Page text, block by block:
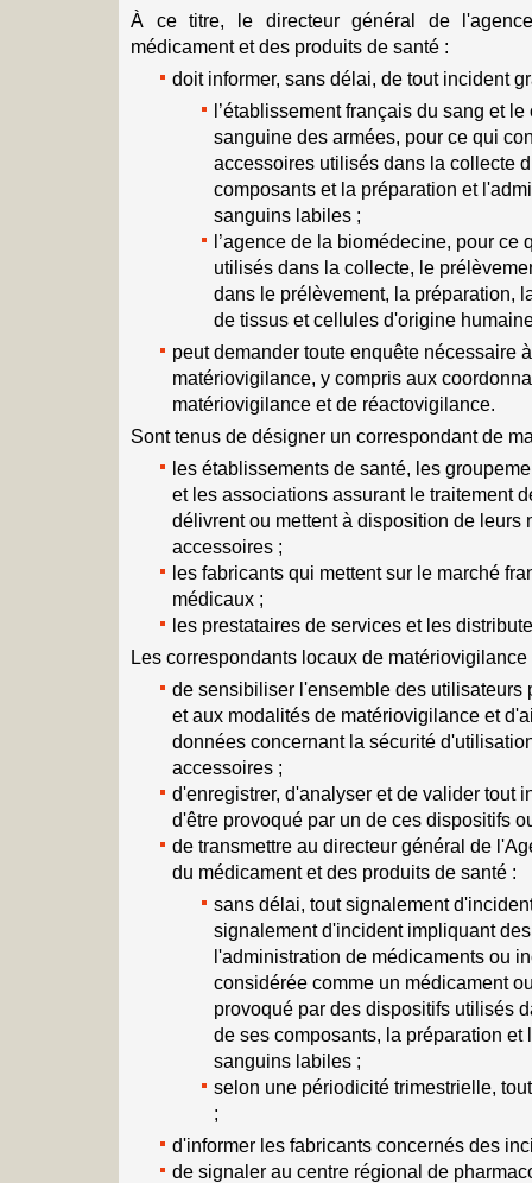
À ce titre, le directeur général de
médicament et des produits de santé :
doit informer, sans délai, de tout incident
l’établissement français du sang et
sanguine des armées, pour ce qui
accessoires utilisés dans la collecte
composants et la préparation et
sanguins labiles ;
l’agence de la biomédecine, pour
utilisés dans la collecte, le
dans le prélèvement, la préparation,
de tissus et cellules d'origine
peut demander toute enquête nécessaire
matériovigilance, y compris aux
matériovigilance et de réactovigilance.
Sont tenus de désigner un correspondant de
les établissements de santé, les
et les associations assurant le traitement
délivrent ou mettent à disposition de leurs
accessoires ;
les fabricants qui mettent sur le marché
médicaux ;
les prestataires de services et les
Les correspondants locaux de
de sensibiliser l'ensemble des utilisateurs
et aux modalités de matériovigilance et
données concernant la sécurité
accessoires ;
d'enregistrer, d'analyser et de valider tout
d'être provoqué par un de ces dispositifs
de transmettre au directeur général de
du médicament et des produits de santé :
sans délai, tout signalement
signalement d'incident impliquant
l'administration de médicaments ou
considérée comme un médicament
provoqué par des dispositifs utilisés
de ses composants, la préparation
sanguins labiles ;
selon une périodicité trimestrielle,
;
d'informer les fabricants concernés des
de signaler au centre régional de